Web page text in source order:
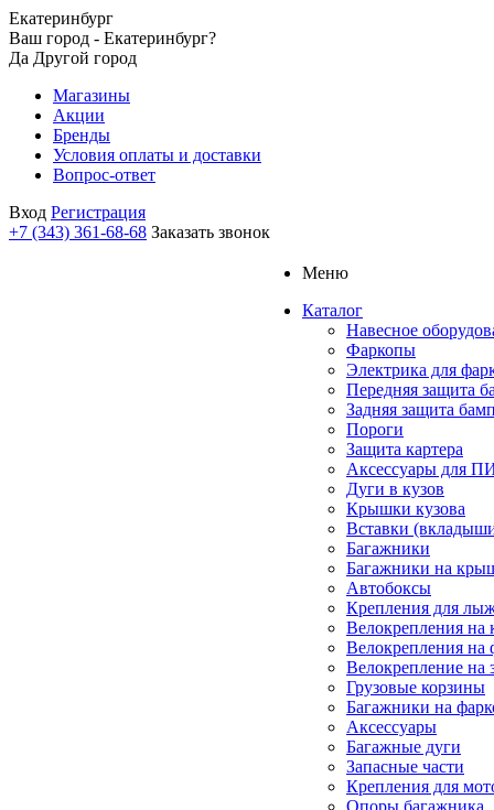
Екатеринбург
Ваш город - Екатеринбург?
Да Другой город
Магазины
Акции
Бренды
Условия оплаты и доставки
Вопрос-ответ
Вход Регистрация
+7 (343) 361-68-68 Заказать звонок
Меню
Каталог
Навесное
Фаркопы
Электрика для
Передняя защита
Задняя защита
Пороги
Защита картера
Аксессуары для
Дуги в кузов
Крышки кузова
Вставки
Багажники
Багажники на
Автобоксы
Крепления для
Велокрепления
Велокрепления на
Велокрепление на
Грузовые корзины
Багажники на
Аксессуары
Багажные дуги
Запасные части
Крепления для
Опоры багажника